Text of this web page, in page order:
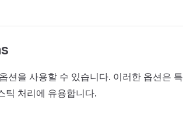
션을 사용할 수 있습니다. 이러한 옵션은
틱 처리에 유용합니다.